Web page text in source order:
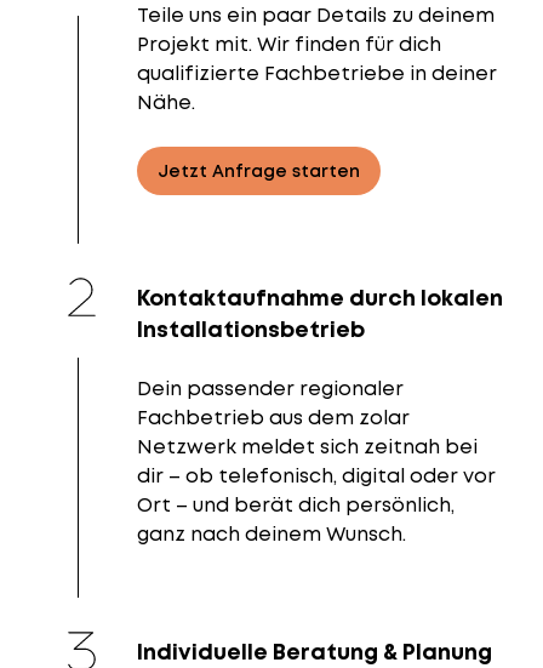
Teile uns ein paar Details zu deinem
Projekt mit. Wir finden für dich
qualifizierte Fachbetriebe in deiner
Nähe.
Jetzt Anfrage starten
Kontaktaufnahme durch lokalen
Installationsbetrieb
Dein passender regionaler
Fachbetrieb aus dem zolar
Netzwerk meldet sich zeitnah bei
dir – ob telefonisch, digital oder vor
Ort – und berät dich persönlich,
ganz nach deinem Wunsch.
Individuelle Beratung & Planung